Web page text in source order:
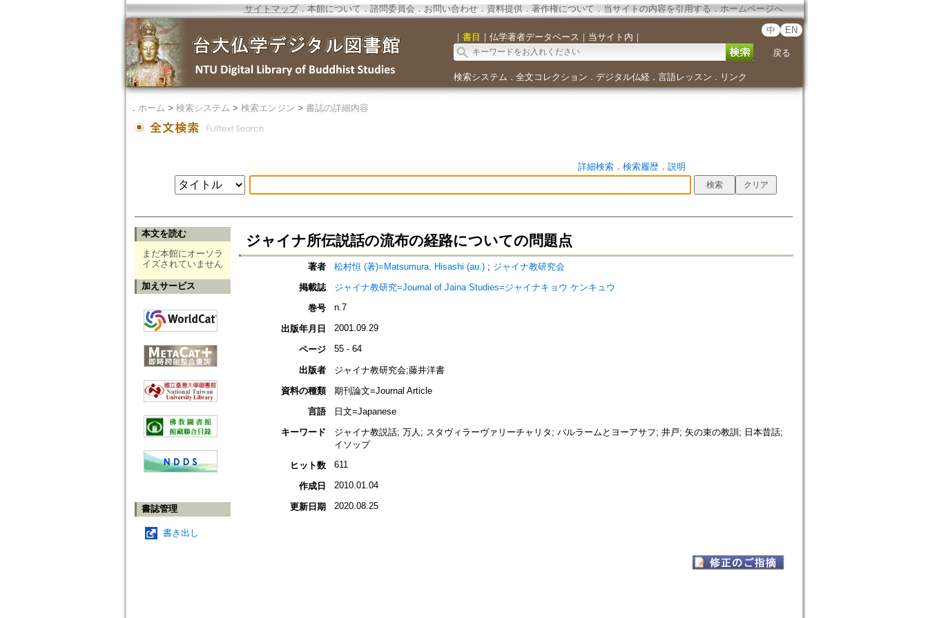
サイトマップ．本館について ． 諮問委員会． お問い合わせ． 資料提供． 著作権について．当サイトの内容を引用する ． ホームページへ
｜ 書目 ｜ 仏学著者データベース ｜ 当サイト内 ｜
中 EN
戻る
検索システム ． 全文コレクション ． デジタル仏経． 言語レッスン ． リンク
． ホーム > 検索システム > 検索エンジン > 書誌の詳細内容
詳細検索． 検索履歴． 説明
本文を読む
まだ本館にオーソラ
イズされていません
加えサービス
書誌管理
書き出し
ジャイナ所伝説話の流布の経路についての問題点
著者 松村恒 (著)=Matsumura, Hisashi (au.); ジャイナ教研究会
掲載誌
ジャイナ教研究=Journal of Jaina Studies=ジャイナキョウ ケンキュウ
巻号
n.7
出版年月日 2001.09.29
ページ 55 - 64
出版者
ジャイナ教研究会;藤井洋書
資料の種類
期刊論文=Journal Article
言語
日文=Japanese
キーワード
ジャイナ教説話; 万人; スタヴィラーヴァリーチャリタ; バルラームとヨーアサフ; 井戸; 矢の束の教訓; 日本昔話;
イソップ
ヒット数
611
作成日 2010.01.04
更新日期 2020.08.25